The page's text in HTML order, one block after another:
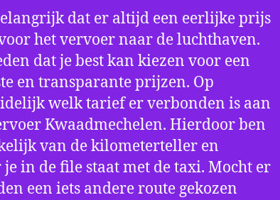
dat er altijd een eerlijke prijs
het vervoer naar de luchthaven.
dat je best kan kiezen voor een
en transparante prijzen. Op
welk tarief er verbonden is aan
Kwaadmechelen. Hierdoor ben
van de kilometerteller en
in de file staat met de taxi. Mocht er
een iets andere route gekozen